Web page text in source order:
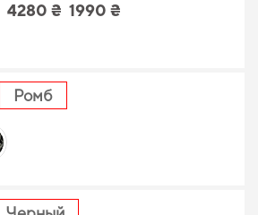
4280 ₴ 1990 ₴
Ромб